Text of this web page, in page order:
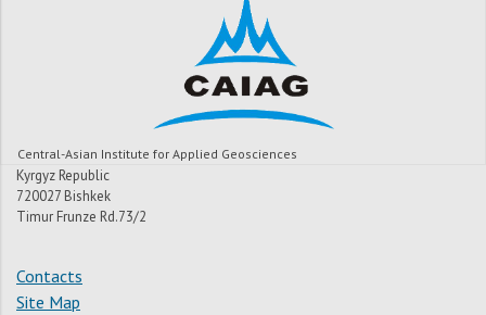
Central-Asian Institute for Applied Geosciences
Kyrgyz Republic
720027 Bishkek
Timur Frunze Rd.73/2
Contacts
Site Map